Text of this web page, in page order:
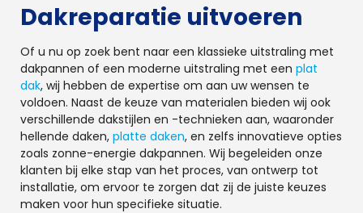
Dakreparatie uitvoeren
Of u nu op zoek bent naar een klassieke uitstraling met
dakpannen of een moderne uitstraling met een plat
dak, wij hebben de expertise om aan uw wensen te
voldoen. Naast de keuze van materialen bieden wij ook
verschillende dakstijlen en -technieken aan, waaronder
hellende daken, platte daken, en zelfs innovatieve opties
zoals zonne-energie dakpannen. Wij begeleiden onze
klanten bij elke stap van het proces, van ontwerp tot
installatie, om ervoor te zorgen dat zij de juiste keuzes
maken voor hun specifieke situatie.